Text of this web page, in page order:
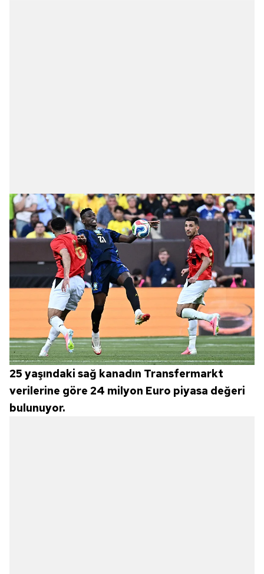
25 yaşındaki sağ kanadın Transfermarkt
verilerine göre 24 milyon Euro piyasa değeri
bulunuyor.